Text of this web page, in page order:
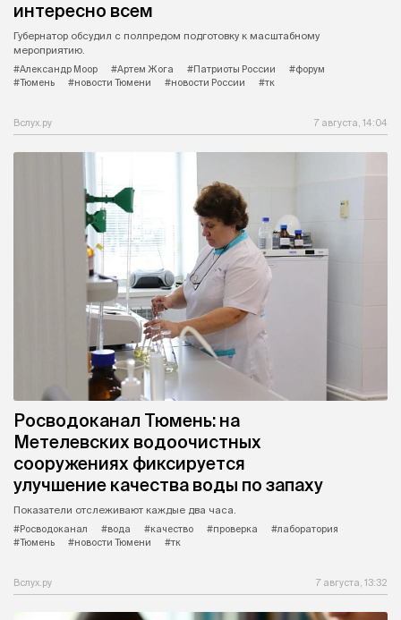
интересно всем
Губернатор обсудил с полпредом подготовку к масштабному
мероприятию.
#Александр Моор
#Артем Жога #Патриоты России
#форум
#Тюмень
#новости Тюмени #новости России #тк
Вслух.ру 7 августа, 14:04
Росводоканал Тюмень: на
Метелевских водоочистных
сооружениях фиксируется
улучшение качества воды по запаху
Показатели отслеживают каждые два часа.
#Росводоканал
#вода #качество #проверка
#лаборатория
#Тюмень
#новости Тюмени #тк
Вслух.ру 7 августа, 13:32